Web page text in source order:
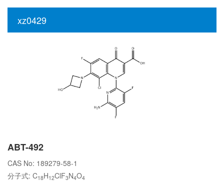
xz0429
ABT-492
CAS No: 189279-58-1
分子式: C18H12ClF3N4O4